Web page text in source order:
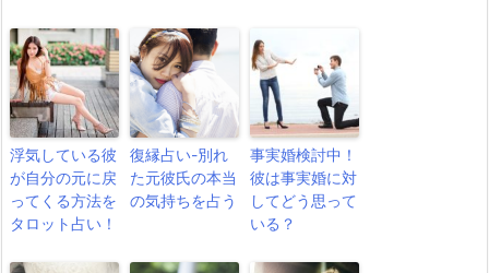
浮気している彼
が自分の元に戻
ってくる方法を
タロット占い！
復縁占い-別れ
た元彼氏の本当
の気持ちを占う
事実婚検討中！
彼は事実婚に対
してどう思って
いる？